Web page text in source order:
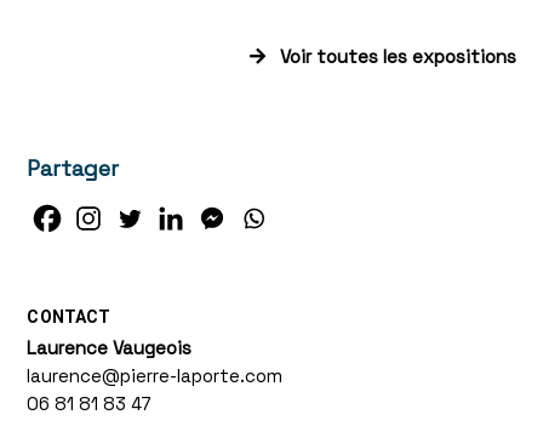
Voir toutes les expositions
Partager
CONTACT
Laurence Vaugeois
laurence@pierre-laporte.com
06 81 81 83 47